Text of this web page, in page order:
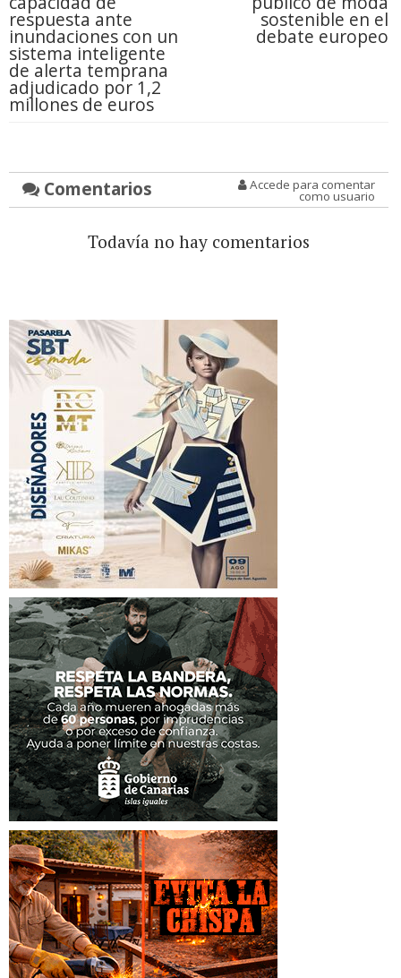
respuesta ante
inundaciones con un
sistema inteligente
de alerta temprana
adjudicado por 1,2
millones de euros
sostenible en el
debate europeo
Comentarios Accede para comentar
como usuario
Todavía no hay comentarios